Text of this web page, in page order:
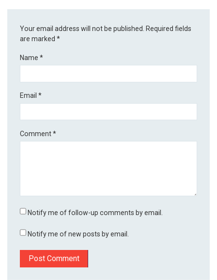
Your email address will not be published. Required fields
are marked*
Name*
Email*
Comment*
Notify me of follow-up comments by email.
Notify me of new posts by email.